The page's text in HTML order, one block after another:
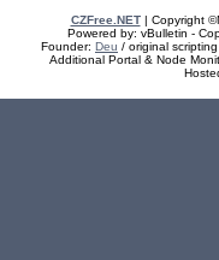
CZFree.NET| Copyright
Powered by: vBulletin -
Founder: Deu / original
Additional Portal & Node